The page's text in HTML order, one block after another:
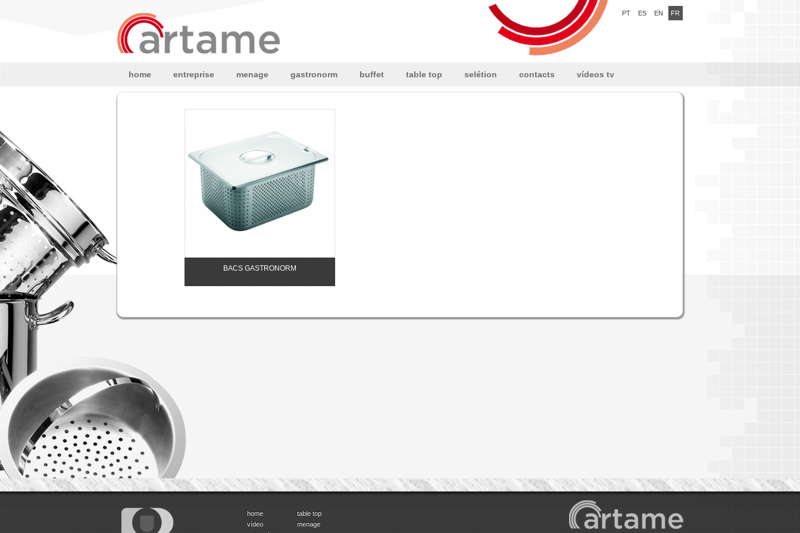
PT ES EN FR
home entreprise menage gastronorm buffet table top selétion contacts vídeos tv
BACS GASTRONORM
home
vídeo
table top
menage